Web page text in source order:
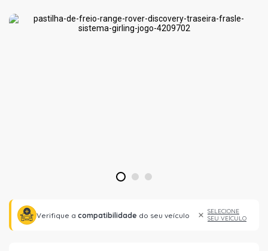
1 2 3
Verifique a compatibilidade do seu veículo
SELECIONE
SEU VEÍCULO